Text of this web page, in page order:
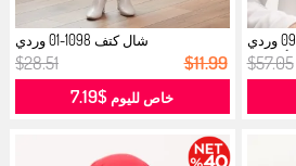
وشاح ناعم منقوش 70261-09 وردي
أخضر ...
$57.05
شال كتف 1098-01 وردي
$28.51 $11.99
خاص لليوم $7.19